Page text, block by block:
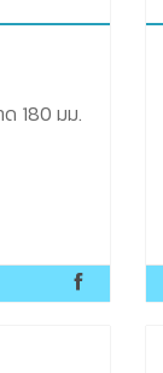
180 มม.